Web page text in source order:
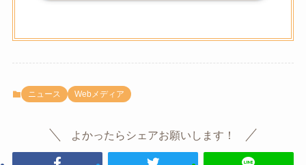
ニュース Webメディア
よかったらシェアお願いします！